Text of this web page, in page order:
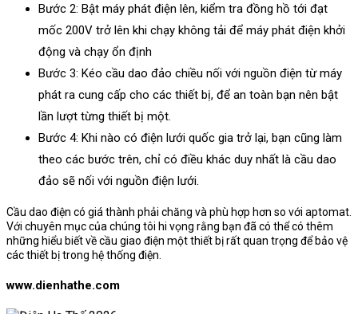
Bước 2: Bật máy phát điện lên, kiểm tra đồng hồ tới đạt
mốc 200V trở lên khi chạy không tải để máy phát điện khởi
động và chạy ổn định
Bước 3: Kéo cầu dao đảo chiều nối với nguồn điện từ máy
phát ra cung cấp cho các thiết bị, để an toàn bạn nên bật
lần lượt từng thiết bị một.
Bước 4: Khi nào có điện lưới quốc gia trở lại, bạn cũng làm
theo các bước trên, chỉ có điều khác duy nhất là cầu dao
đảo sẽ nối với nguồn điện lưới.
Cầu dao điện có giá thành phải chăng và phù hợp hơn so với aptomat.
Với chuyên mục của chúng tôi hi vọng rằng bạn đã có thể có thêm
những hiểu biết về cầu giao điện một thiết bị rất quan trọng để bảo vệ
các thiết bị trong hệ thống điện.
www.dienhathe.com